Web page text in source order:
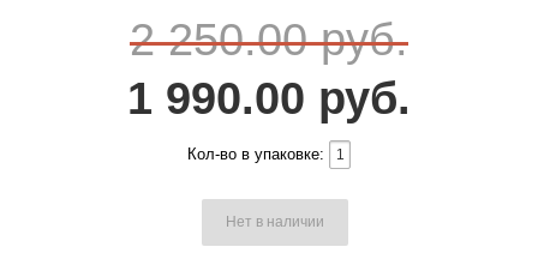
2 250.00 руб.
1 990.00 руб.
Кол-во в упаковке:
Нет в наличии